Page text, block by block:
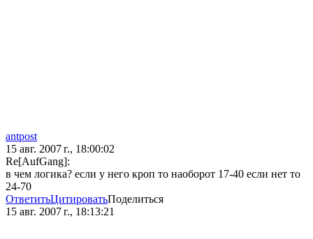
antpost
15 авг. 2007 г., 18:00:02
Re[AufGang]:
в чем логика? если у него кроп то наоборот 17-40 если нет то
24-70
ОтветитьЦитироватьПоделиться
15 авг. 2007 г., 18:13:21